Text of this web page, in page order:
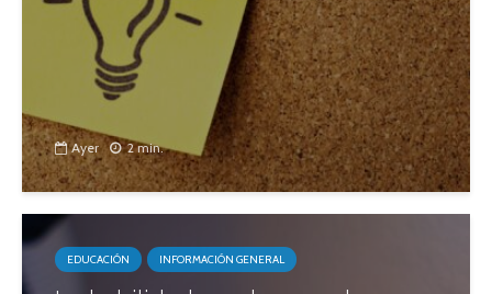
Ayer 2 min.
EDUCACIÓN INFORMACIÓN GENERAL